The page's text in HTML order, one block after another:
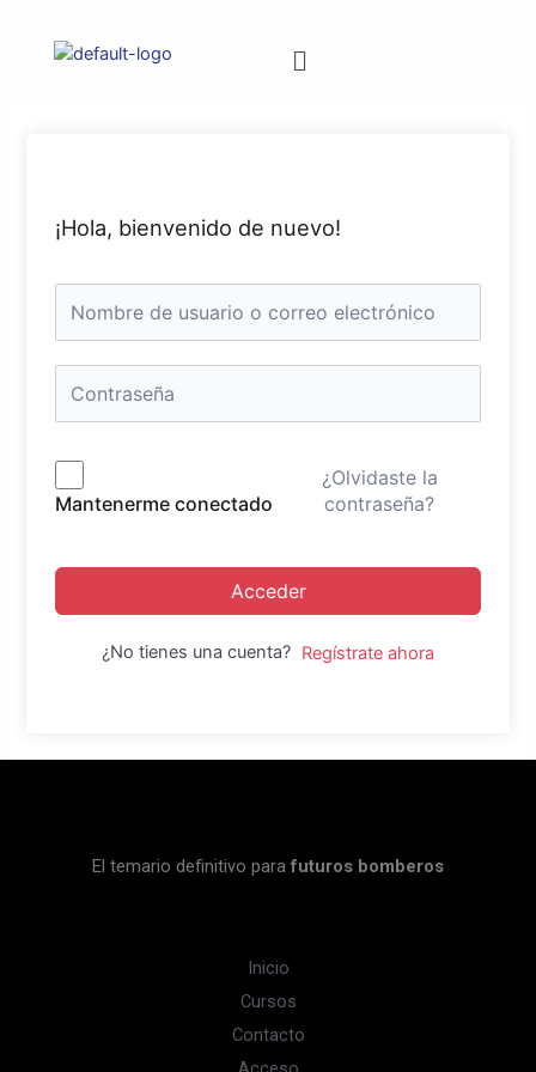
¡Hola, bienvenido de nuevo!
Mantenerme conectado
¿Olvidaste la
contraseña?
Acceder
¿No tienes una cuenta? Regístrate ahora
El temario definitivo para futuros bomberos
Inicio
Cursos
Contacto